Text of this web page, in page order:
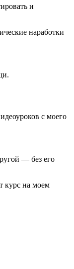
и
наработки
с моего
— без его
курс на моем